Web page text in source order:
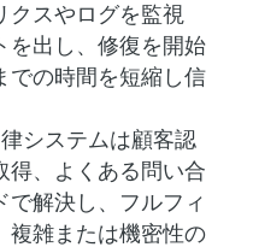
クスやログを監視
を出し、修復を開始
での時間を短縮し信
システムは顧客認
得、よくある問い合
で解決し、フルフィ
複雑または機密性の